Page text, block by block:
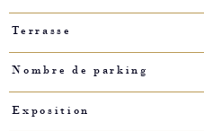
Terrasse
Nombre de parking
Exposition